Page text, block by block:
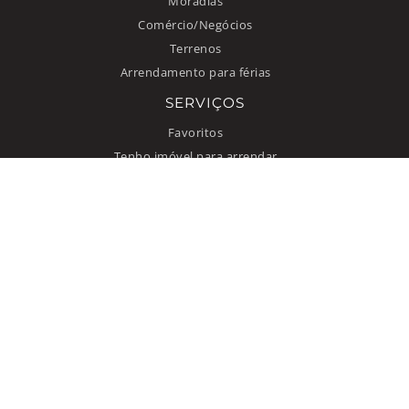
Comércio/Negócios
Terrenos
Arrendamento para férias
SERVIÇOS
Favoritos
Tenho imóvel para arrendar